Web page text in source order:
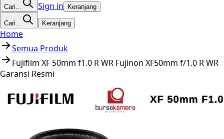
Cari… Sign in Keranjang
Cari… Keranjang
Home
Semua Produk
Fujifilm XF 50mm f1.0 R WR Fujinon XF50mm f/1.0 R WR
Garansi Resmi